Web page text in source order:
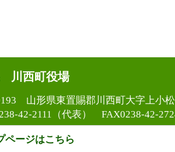
川西町役場
山形県東置賜郡川西町大字上小松
42-2111（代表）
FAX0238-42-
ページはこちら